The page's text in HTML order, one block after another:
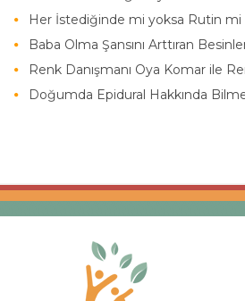
Her İstediğinde mi yoksa Rutin
Baba Olma Şansını Arttıran
Renk Danışmanı Oya Komar ile
Doğumda Epidural Hakkında